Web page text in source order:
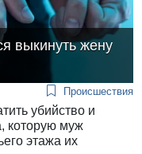
выкинуть жену
Происшествия
убийство и
которую муж
этажа их